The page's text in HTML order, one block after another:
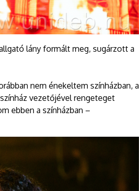
lány formált meg, sugárzott a
nem énekeltem színházban, a
vezetőjével rengeteget
ebben a színházban –